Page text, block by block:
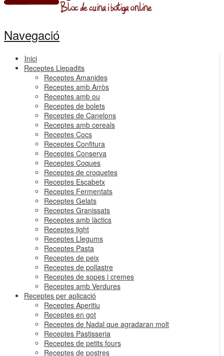
Navegació
Inici
Receptes Llepadits
Receptes Amanides
Receptes amb Arròs
Receptes amb ou
Receptes de bolets
Receptes de Canelons
Receptes amb cereals
Receptes Cocs
Receptes Confitura
Receptes Conserva
Receptes Coques
Receptes de croquetes
Receptes Escabetx
Receptes Fermentats
Receptes Gelats
Receptes Granissats
Receptes amb làctics
Receptes light
Receptes Llegums
Receptes Pasta
Receptes de peix
Receptes de pollastre
Receptes de sopes i cremes
Receptes amb Verdures
Receptes per aplicació
Receptes Aperitiu
Receptes en got
Receptes de Nadal que agradaran molt
Receptes Pastisseria
Receptes de petits fours
Receptes de postres